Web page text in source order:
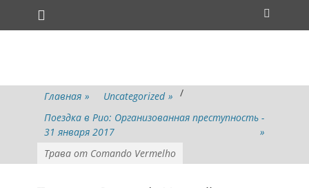
Основное меню
Главная » Uncategorized » /
Поездка в Рио: Организованная преступность -
31 января 2017
»
Трава от Comando Vermelho